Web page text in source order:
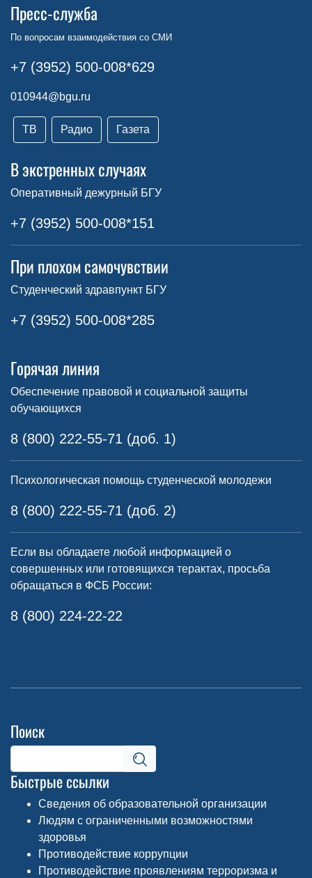
Пресс-служба
По вопросам взаимодействия со СМИ
+7 (3952) 500-008*629
010944@bgu.ru
ТВ Радио Газета
В экстренных случаях
Оперативный дежурный БГУ
+7 (3952) 500-008*151
При плохом самочувствии
Студенческий здравпункт БГУ
+7 (3952) 500-008*285
Горячая линия
Обеспечение правовой и социальной защиты
обучающихся
8 (800) 222-55-71 (доб. 1)
Психологическая помощь студенческой молодежи
8 (800) 222-55-71 (доб. 2)
Если вы обладаете любой информацией о
совершенных или готовящихся терактах, просьба
обращаться в ФСБ России:
8 (800) 224-22-22
Поиск
Быстрые ссылки
Сведения об образовательной организации
Людям с ограниченными возможностями
здоровья
Противодействие коррупции
Противодействие проявлениям терроризма и